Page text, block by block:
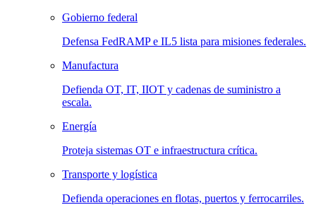
Gobierno federal
Defensa FedRAMP e IL5 lista para misiones federales.
Manufactura
Defienda OT, IT, IIOT y cadenas de suministro a
escala.
Energía
Proteja sistemas OT e infraestructura crítica.
Transporte y logística
Defienda operaciones en flotas, puertos y ferrocarriles.